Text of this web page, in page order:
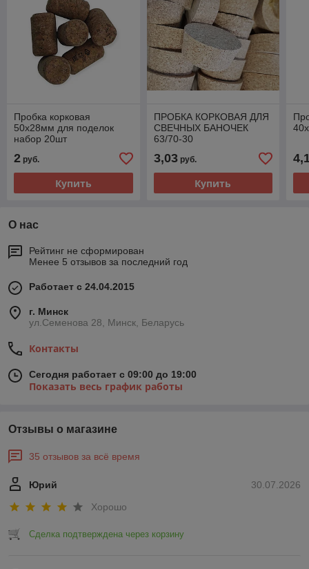
Пробка корковая
50х28мм для поделок
набор 20шт
2 руб.
Купить
ПРОБКА КОРКОВАЯ ДЛЯ
СВЕЧНЫХ БАНОЧЕК
63/70-30
3,03руб.
Купить
О нас
Рейтинг не сформирован
Менее 5 отзывов за последний год
Работает с 24.04.2015
г. Минск
ул.Семенова 28, Минск, Беларусь
Контакты
Сегодня работает с 09:00 до 19:00
Показать весь график работы
Отзывы о магазине
35 отзывов за всё время
30.07.2026
Юрий
Хорошо
Сделка подтверждена через корзину